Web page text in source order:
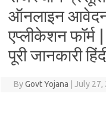
ऑनलाइन आवेदन
एप्लीकेशन फॉर्म
पूरी जानकारी
ByGovt Yojana July 27,